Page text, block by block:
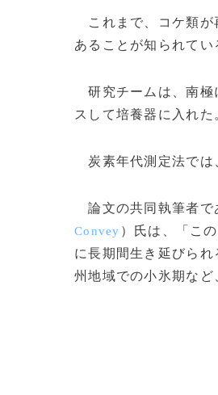
これまで、コケ類が
あることが知られてい
研究チームは、南極
スして培養器に入れ
炭素年代測定法では
論文の共同執筆者で
Convey ）氏は、「こ
に長期間生き延びら
州地域での小氷期な